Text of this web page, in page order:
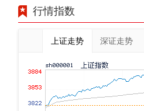
行情指数
上证走势 深证走势